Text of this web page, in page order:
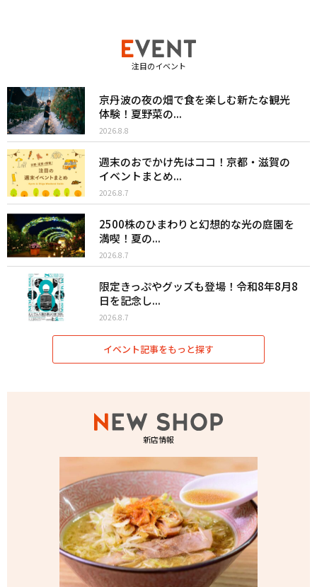
注目のイベント
京丹波の夜の畑で食を楽しむ新たな観光
体験！夏野菜の...
2026.8.8
週末のおでかけ先はココ！京都・滋賀の
イベントまとめ...
2026.8.7
2500株のひまわりと幻想的な光の庭園を
満喫！夏の...
2026.8.7
限定きっぷやグッズも登場！令和8年8月8
日を記念し...
2026.8.7
イベント記事をもっと探す
新店情報